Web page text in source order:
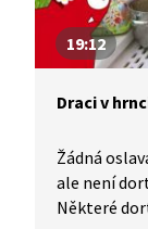
19:12
Draci v
Žádná
ale není
Některé